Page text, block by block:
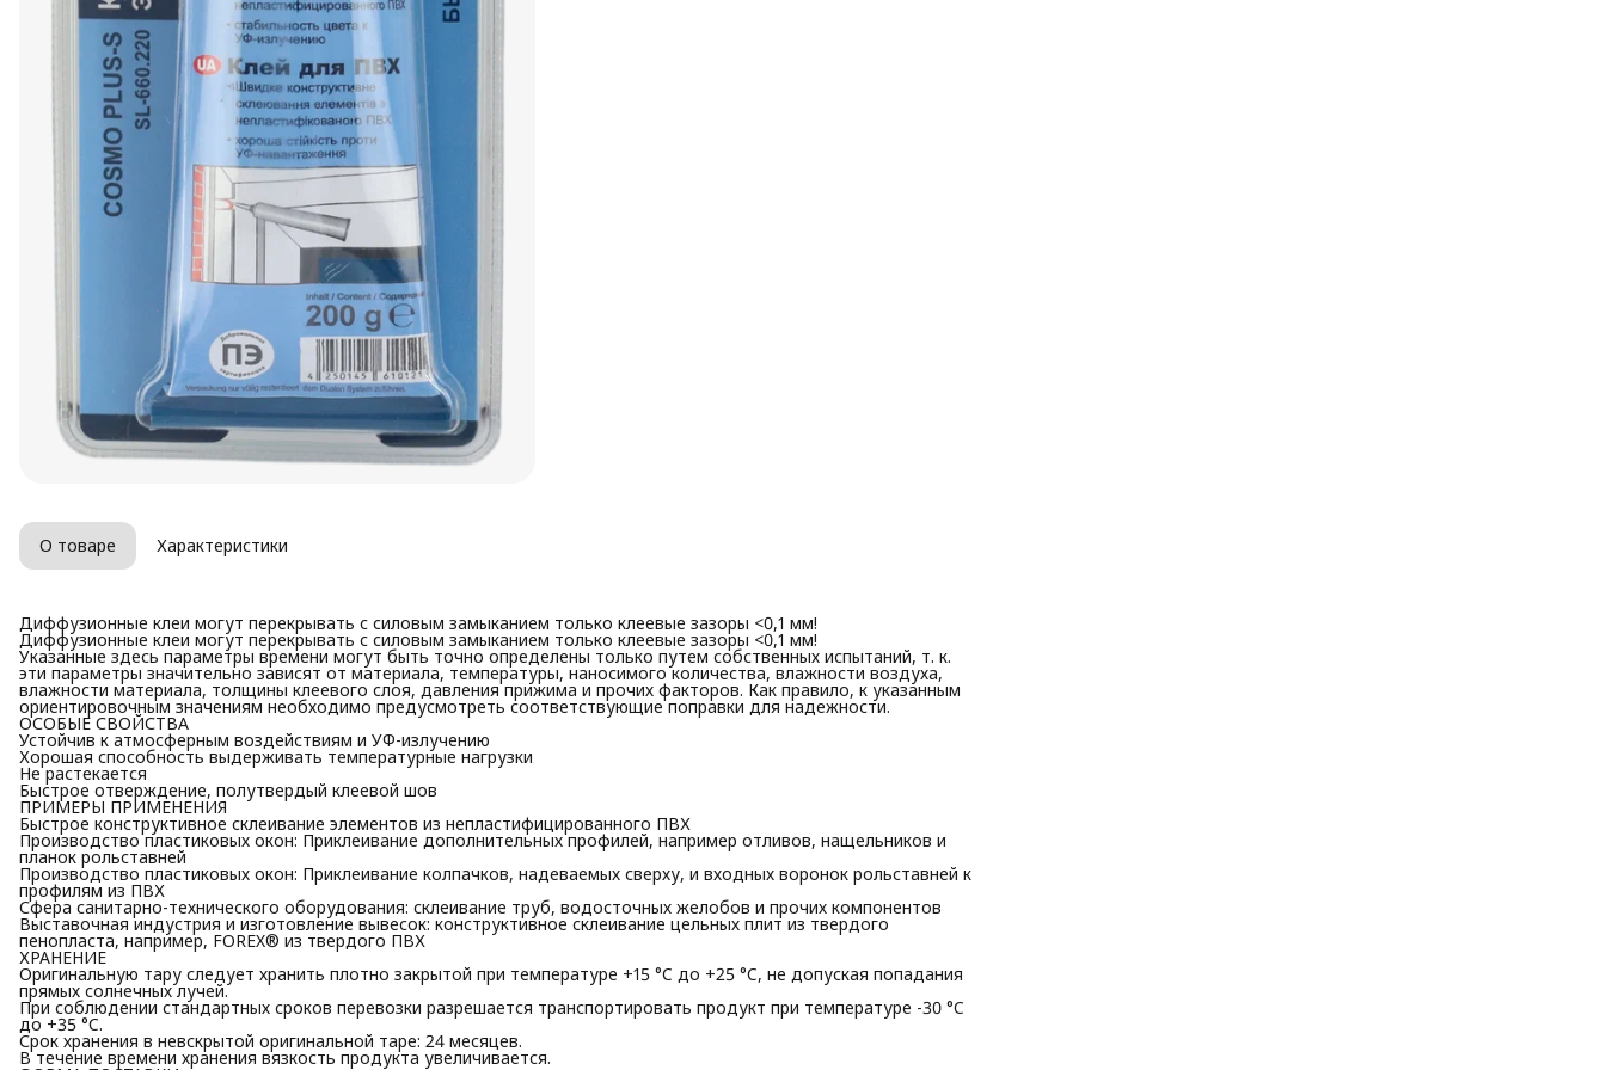
О товаре Характеристики
Диффузионные клеи могут перекрывать с силовым замыканием только клеевые зазоры <0,1 мм!
Диффузионные клеи могут перекрывать с силовым замыканием только клеевые зазоры <0,1 мм!
Указанные здесь параметры времени могут быть точно определены только путем собственных испытаний, т. к.
эти параметры значительно зависят от материала, температуры, наносимого количества, влажности воздуха,
влажности материала, толщины клеевого слоя, давления прижима и прочих факторов. Как правило, к указанным
ориентировочным значениям необходимо предусмотреть соответствующие поправки для надежности.
ОСОБЫЕ СВОЙСТВА
Устойчив к атмосферным воздействиям и УФ-излучению
Хорошая способность выдерживать температурные нагрузки
Не растекается
Быстрое отверждение, полутвердый клеевой шов
ПРИМЕРЫ ПРИМЕНЕНИЯ
Быстрое конструктивное склеивание элементов из непластифицированного ПВХ
Производство пластиковых окон: Приклеивание дополнительных профилей, например отливов, нащельников и
планок рольставней
Производство пластиковых окон: Приклеивание колпачков, надеваемых сверху, и входных воронок рольставней к
профилям из ПВХ
Сфера санитарно-технического оборудования: склеивание труб, водосточных желобов и прочих компонентов
Выставочная индустрия и изготовление вывесок: конструктивное склеивание цельных плит из твердого
пенопласта, например, FOREX® из твердого ПВХ
ХРАНЕНИЕ
Оригинальную тару следует хранить плотно закрытой при температуре +15 °C до +25 °C, не допуская попадания
прямых солнечных лучей.
При соблюдении стандартных сроков перевозки разрешается транспортировать продукт при температуре -30 °C
до +35 °C.
Срок хранения в невскрытой оригинальной таре: 24 месяцев.
В течение времени хранения вязкость продукта увеличивается.